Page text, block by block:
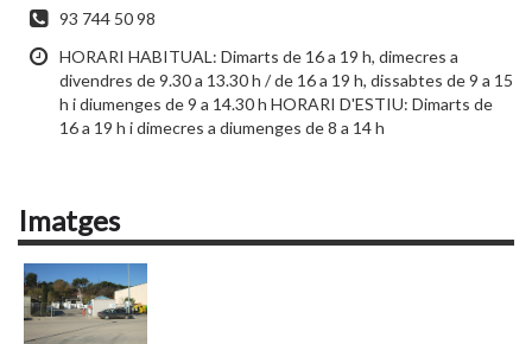
93 744 50 98
HORARI HABITUAL: Dimarts de 16 a 19 h, dimecres a
divendres de 9.30 a 13.30 h / de 16 a 19 h, dissabtes de 9 a 15
h i diumenges de 9 a 14.30 h HORARI D'ESTIU: Dimarts de
16 a 19 h i dimecres a diumenges de 8 a 14 h
Imatges